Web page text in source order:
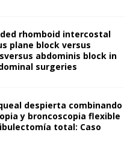
rhomboid intercostal
plane block versus
abdominis block in
surgeries
despierta combinando
y broncoscopia flexible
total: Caso